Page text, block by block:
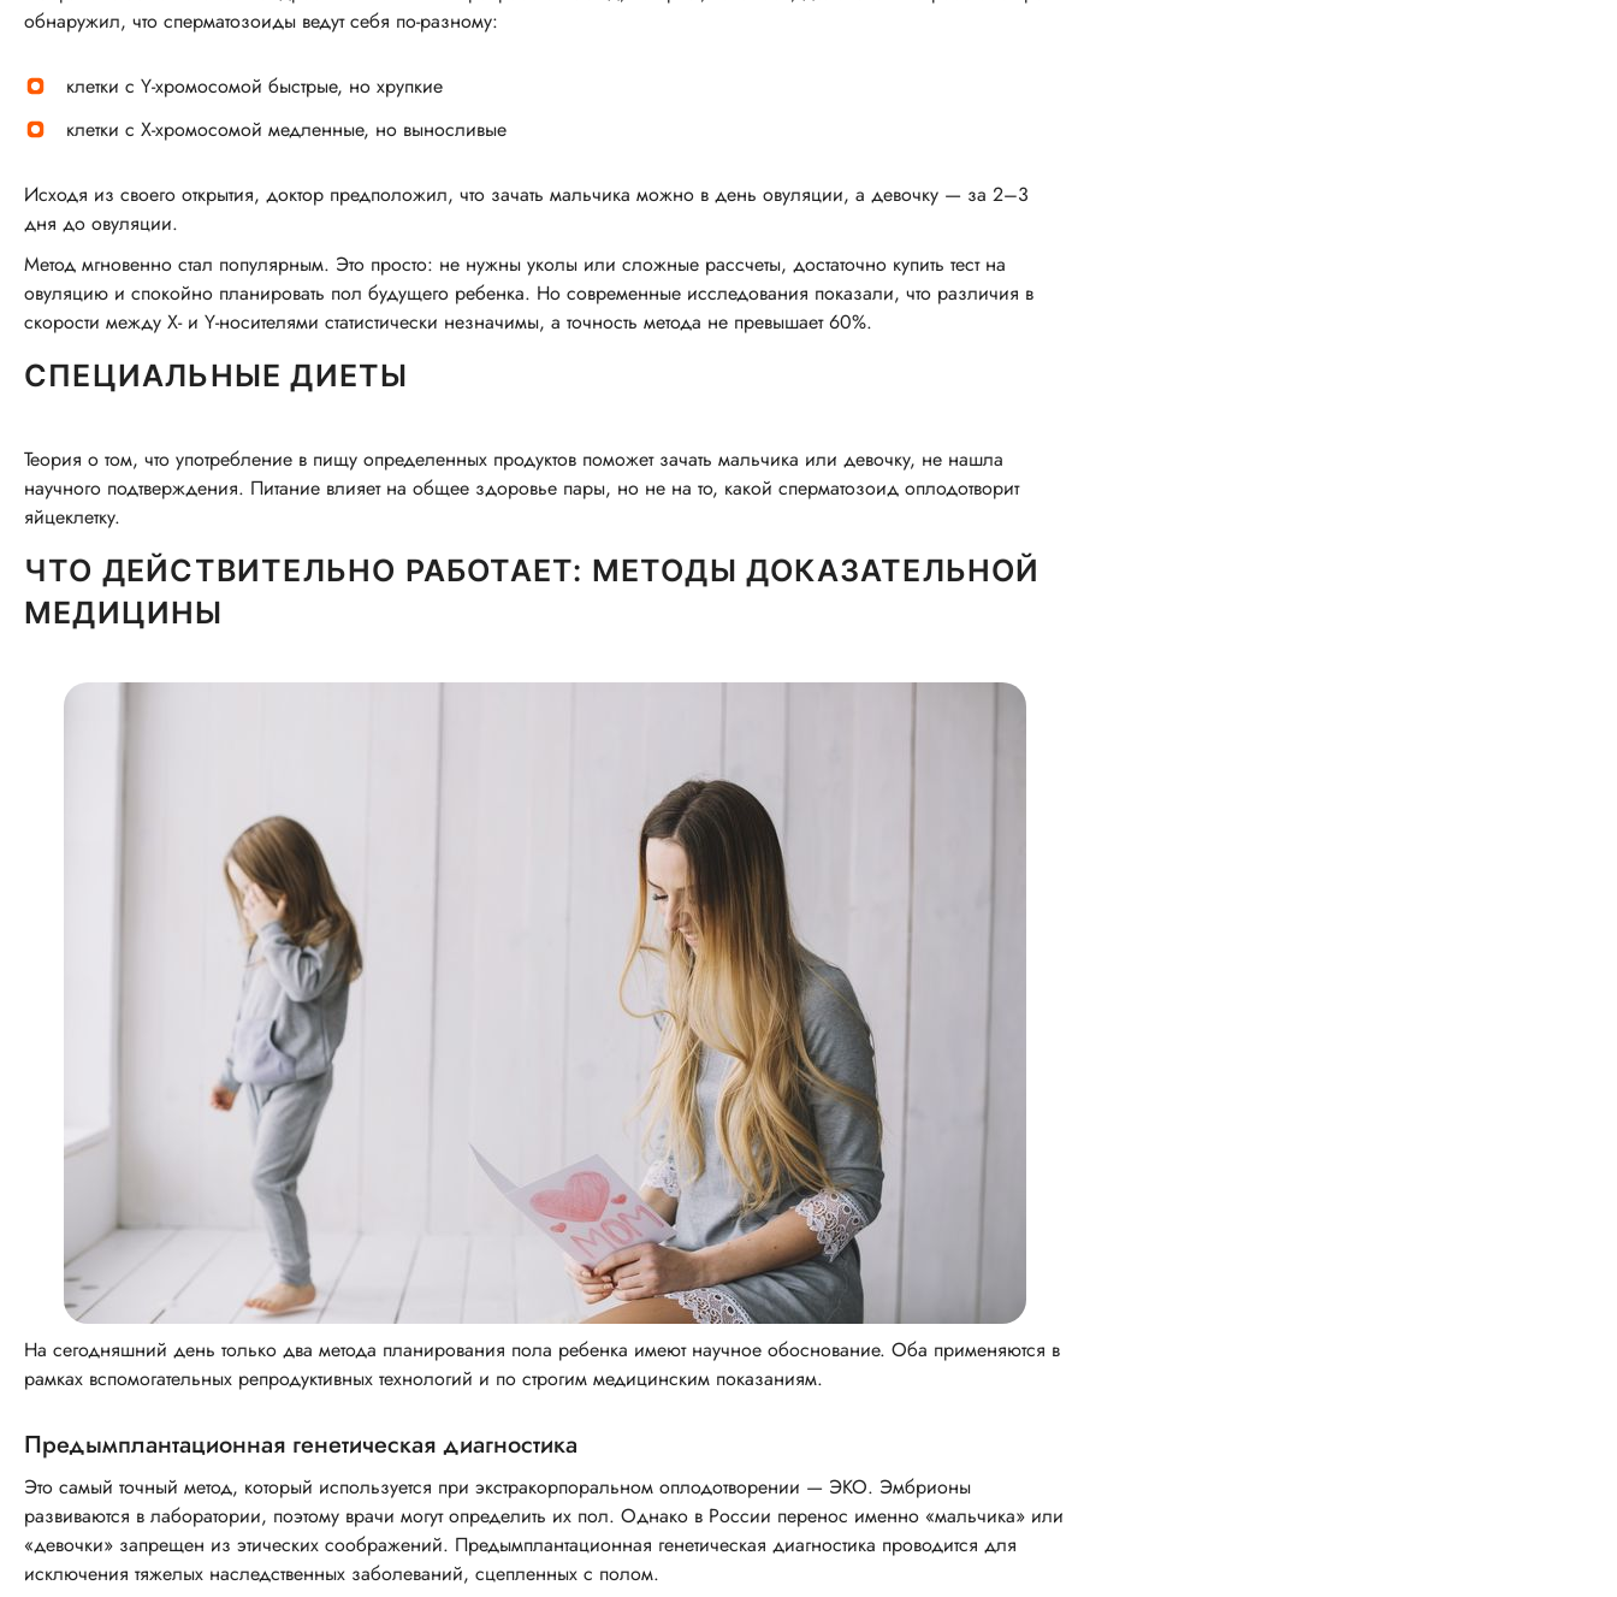
обнаружил, что сперматозоиды ведут себя по-разному:
клетки с Y-хромосомой быстрые, но хрупкие
клетки с X-хромосомой медленные, но выносливые
Исходя из своего открытия, доктор предположил, что зачать мальчика можно в день овуляции, а девочку — за 2–3
дня до овуляции.
Метод мгновенно стал популярным. Это просто: не нужны уколы или сложные рассчеты, достаточно купить тест на
овуляцию и спокойно планировать пол будущего ребенка. Но современные исследования показали, что различия в
скорости между X- и Y-носителями статистически незначимы, а точность метода не превышает 60%.
СПЕЦИАЛЬНЫЕ ДИЕТЫ
Теория о том, что употребление в пищу определенных продуктов поможет зачать мальчика или девочку, не нашла
научного подтверждения. Питание влияет на общее здоровье пары, но не на то, какой сперматозоид оплодотворит
яйцеклетку.
ЧТО ДЕЙСТВИТЕЛЬНО РАБОТАЕТ: МЕТОДЫ ДОКАЗАТЕЛЬНОЙ
МЕДИЦИНЫ
На сегодняшний день только два метода планирования пола ребенка имеют научное обоснование. Оба применяются в
рамках вспомогательных репродуктивных технологий и по строгим медицинским показаниям.
Предымплантационная генетическая диагностика
Это самый точный метод, который используется при экстракорпоральном оплодотворении — ЭКО. Эмбрионы
развиваются в лаборатории, поэтому врачи могут определить их пол. Однако в России перенос именно «мальчика» или
«девочки» запрещен из этических соображений. Предымплантационная генетическая диагностика проводится для
исключения тяжелых наследственных заболеваний, сцепленных с полом.